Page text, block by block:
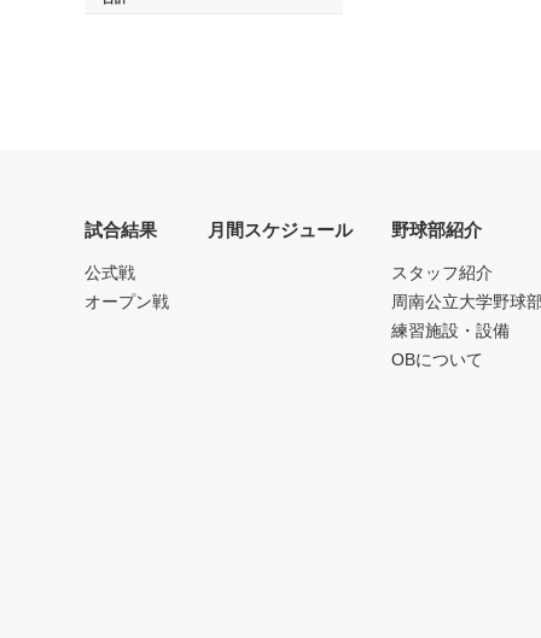
試合結果
公式戦
オープン戦
月間スケジュール 野球部紹介
スタッフ紹介
周南公立大学野球
練習施設・設備
OBについて